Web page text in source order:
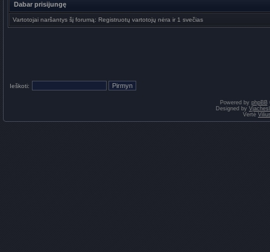
Dabar prisijungę
Vartotojai naršantys šį forumą: Registruotų vartotojų nėra ir 1 svečias
Ieškoti:
Powered by phpBB
Designed by
Vertė